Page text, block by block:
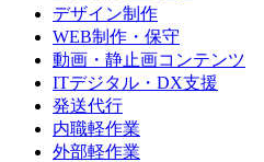
デザイン制作
WEB制作・保守
動画・静止画コンテンツ
ITデジタル・DX支援
発送代行
内職軽作業
外部軽作業